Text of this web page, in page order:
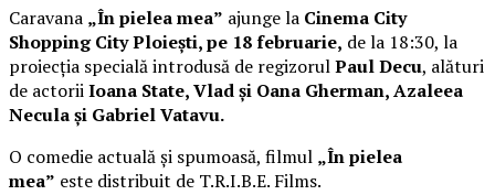
Caravana „În pielea mea” ajunge la Cinema City
Shopping City Ploiești, pe 18 februarie, de la 18:30, la
proiecția specială introdusă de regizorulPaul Decu, alături
de actoriiIoana State, Vlad și Oana Gherman, Azaleea
Necula și Gabriel Vatavu.
O comedie actuală și spumoasă, filmul „În pielea
mea” este distribuit de T.R.I.B.E. Films.